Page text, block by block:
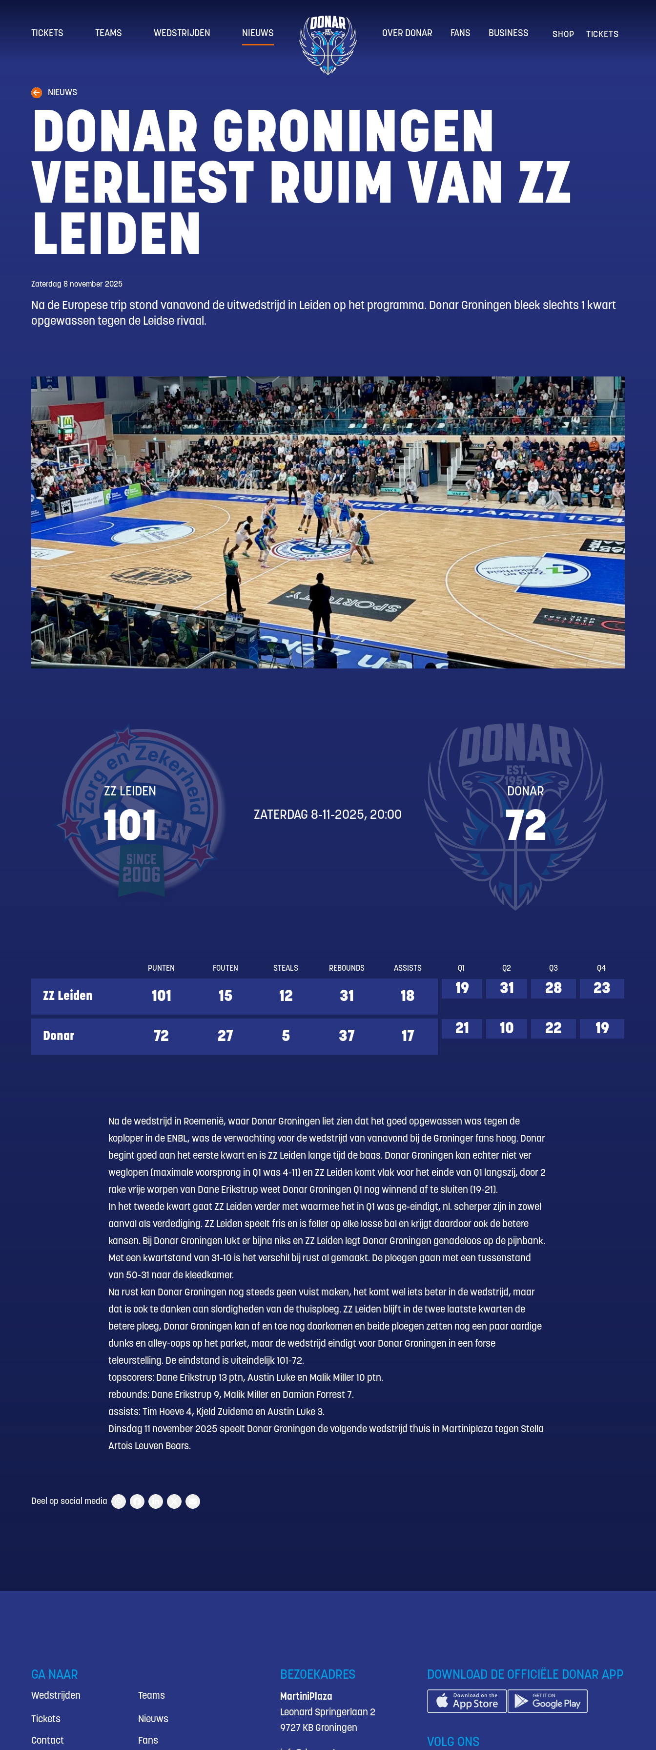
TICKETS TEAMS WEDSTRIJDEN NIEUWS OVER DONAR FANS BUSINESS SHOP TICKETS
NIEUWS
DONAR GRONINGEN
VERLIEST RUIM VAN ZZ
LEIDEN
Zaterdag 8 november 2025
Na de Europese trip stond vanavond de uitwedstrijd in Leiden op het programma. Donar Groningen bleek slechts 1 kwart
opgewassen tegen de Leidse rivaal.
ZZ LEIDEN
101 ZATERDAG 8-11-2025, 20:00
DONAR
72
PUNTEN FOUTEN STEALS REBOUNDS ASSISTS Q1 Q2 Q3 Q4
ZZ Leiden 101 15 12 31 18
19 31 28 23
Donar 72 27 5 37 17
21 10 22 19
Na de wedstrijd in Roemenië, waar Donar Groningen liet zien dat het goed opgewassen was tegen de
koploper in de ENBL, was de verwachting voor de wedstrijd van vanavond bij de Groninger fans hoog. Donar
begint goed aan het eerste kwart en is ZZ Leiden lange tijd de baas. Donar Groningen kan echter niet ver
weglopen (maximale voorsprong in Q1 was 4-11) en ZZ Leiden komt vlak voor het einde van Q1 langszij, door 2
rake vrije worpen van Dane Erikstrup weet Donar Groningen Q1 nog winnend af te sluiten (19-21).
In het tweede kwart gaat ZZ Leiden verder met waarmee het in Q1 was ge-eindigt, nl. scherper zijn in zowel
aanval als verdediging. ZZ Leiden speelt fris en is feller op elke losse bal en krijgt daardoor ook de betere
kansen. Bij Donar Groningen lukt er bijna niks en ZZ Leiden legt Donar Groningen genadeloos op de pijnbank.
Met een kwartstand van 31-10 is het verschil bij rust al gemaakt. De ploegen gaan met een tussenstand
van 50-31 naar de kleedkamer.
Na rust kan Donar Groningen nog steeds geen vuist maken, het komt wel iets beter in de wedstrijd, maar
dat is ook te danken aan slordigheden van de thuisploeg. ZZ Leiden blijft in de twee laatste kwarten de
betere ploeg, Donar Groningen kan af en toe nog doorkomen en beide ploegen zetten nog een paar aardige
dunks en alley-oops op het parket, maar de wedstrijd eindigt voor Donar Groningen in een forse
teleurstelling. De eindstand is uiteindelijk 101-72.
topscorers: Dane Erikstrup 13 ptn, Austin Luke en Malik Miller 10 ptn.
rebounds: Dane Erikstrup 9, Malik Miller en Damian Forrest 7.
assists: Tim Hoeve 4, Kjeld Zuidema en Austin Luke 3.
Dinsdag 11 november 2025 speelt Donar Groningen de volgende wedstrijd thuis in Martiniplaza tegen Stella
Artois Leuven Bears.
Deel op social media
GA NAAR
Wedstrijden Teams
Tickets Nieuws
Contact Fans
BEZOEKADRES
MartiniPlaza
Leonard Springerlaan 2
9727 KB Groningen
DOWNLOAD DE OFFICIËLE DONAR APP
VOLG ONS